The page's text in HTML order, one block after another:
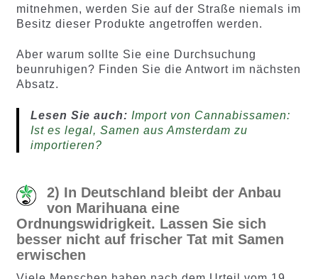
mitnehmen, werden Sie auf der Straße niemals im
Besitz dieser Produkte angetroffen werden.
Aber warum sollte Sie eine Durchsuchung
beunruhigen? Finden Sie die Antwort im nächsten
Absatz.
Lesen Sie auch: Import von Cannabissamen:
Ist es legal, Samen aus Amsterdam zu
importieren?
2) In Deutschland bleibt der Anbau
von Marihuana eine
Ordnungswidrigkeit. Lassen Sie sich
besser nicht auf frischer Tat mit Samen
erwischen